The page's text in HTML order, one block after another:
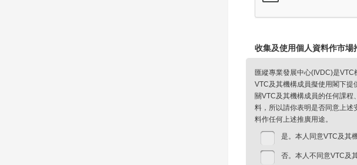
收集及使用個人資料作市場
匯縱專業發展中心(IVDC)是VTC
VTC及其機構成員擬使用閣下提
關VTC及其機構成員的任何課
料，所以請你表明是否同意上述
料作任何上述推廣用途。
是。本人同意VTC及其
否。本人不同意VTC及